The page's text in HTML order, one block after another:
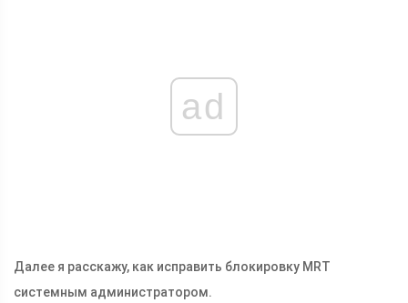
ad
Далее я расскажу, как исправить блокировку MRT
системным администратором.